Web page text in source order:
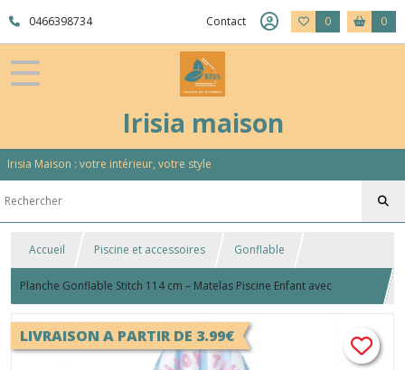
0466398734 Contact 0 0
Irisia maison
Irisia Maison : votre intérieur, votre style
Accueil Piscine et accessoires Gonflable
Planche Gonflable Stitch 114 cm – Matelas Piscine Enfant avec
Poignées Été
LIVRAISON A PARTIR DE 3.99€